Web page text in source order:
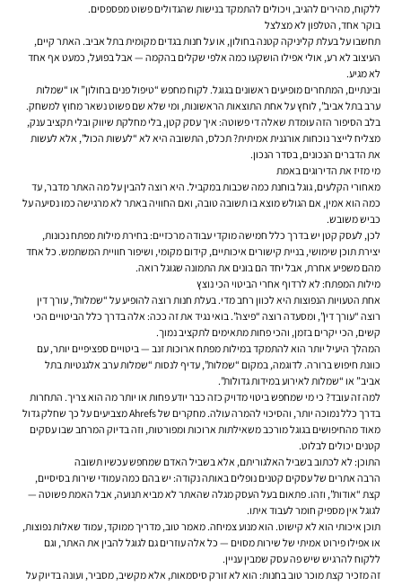
ללקוח, מהירים להגיב, ויכולים להתמקד בנישות שהגדולים פשוט מפספסים.
בוקר אחד, הטלפון לא מצלצל
תחשבו על בעלת קליניקה קטנה בחולון, או על חנות בגדים מקומית בתל אביב. האתר קיים,
העיצוב לא רע, אולי אפילו הושקעו כמה אלפי שקלים בהקמה — אבל בפועל, כמעט אף אחד
לא מגיע.
ובינתיים, המתחרים מופיעים ראשונים בגוגל. לקוח מחפש “טיפול פנים בחולון” או “שמלות
ערב בתל אביב”, לוחץ על אחת התוצאות הראשונות, ומי שלא שם פשוט נשאר מחוץ למשחק.
בלב הסיפור הזה עומדת שאלה די פשוטה: איך עסק קטן, בלי מחלקת שיווק ובלי תקציב ענק,
מצליח לייצר נוכחות אורגנית אמיתית? תכלס, התשובה היא לא “לעשות הכול”, אלא לעשות
את הדברים הנכונים, בסדר הנכון.
מי מזיז את הדירוגים באמת
מאחורי הקלעים, גוגל בוחנת כמה שכבות במקביל. היא רוצה להבין על מה האתר מדבר, עד
כמה הוא אמין, אם הגולש מוצא בו תשובה טובה, ואם החוויה באתר לא מרגישה כמו נסיעה על
כביש משובש.
לכן, לעסק קטן יש בדרך כלל חמישה מוקדי עבודה מרכזיים: בחירת מילות מפתח נכונות,
יצירת תוכן שימושי, בניית קישורים איכותיים, קידום מקומי, ושיפור חוויית המשתמש. כל אחד
מהם משפיע אחרת, אבל יחד הם בונים את התמונה שגוגל רואה.
מילות המפתח: לא לרדוף אחרי הביטוי הכי נוצץ
אחת הטעויות הנפוצות היא לכוון רחב מדי. בעלת חנות רוצה להופיע על “שמלות”, עורך דין
רוצה “עורך דין”, ומסעדה רוצה “פיצה”. בואי נגיד את זה ככה: אלה בדרך כלל הביטויים הכי
קשים, הכי יקרים בזמן, והכי פחות מתאימים לתקציב נמוך.
המהלך היעיל יותר הוא להתמקד במילות מפתח ארוכות זנב — ביטויים ספציפיים יותר, עם
כוונת חיפוש ברורה. לדוגמה, במקום “שמלות”, עדיף לנסות “שמלות ערב אלגנטיות בתל
אביב” או “שמלות לאירוע במידות גדולות”.
למה זה עובד? כי מי שמחפש ביטוי מדויק כזה כבר יודע פחות או יותר מה הוא צריך. התחרות
בדרך כלל נמוכה יותר, והסיכוי להמרה עולה. מחקרים של Ahrefs מצביעים על כך שחלק גדול
מאוד מהחיפושים בגוגל מורכב משאילתות ארוכות ומפורטות, וזה בדיוק המרחב שבו עסקים
קטנים יכולים לבלוט.
התוכן: לא לכתוב בשביל האלגוריתם, אלא בשביל האדם שמחפש עכשיו תשובה
הרבה אתרים של עסקים קטנים נופלים באותה נקודה: יש בהם כמה עמודי שירות בסיסיים,
קצת “אודות”, וזהו. פתאום בעל העסק מגלה שהאתר לא מביא תנועה, אבל האמת פשוטה —
לגוגל אין מספיק חומר לעבוד איתו.
תוכן איכותי הוא לא קישוט. הוא מנוע צמיחה. מאמר טוב, מדריך ממוקד, עמוד שאלות נפוצות,
או אפילו פירוט אמיתי של שירות מסוים — כל אלה עוזרים גם לגוגל להבין את האתר, וגם
ללקוח להרגיש שיש פה עסק שמבין עניין.
זה מזכיר קצת מוכר טוב בחנות: הוא לא זורק סיסמאות, אלא מקשיב, מסביר, ועונה בדיוק על